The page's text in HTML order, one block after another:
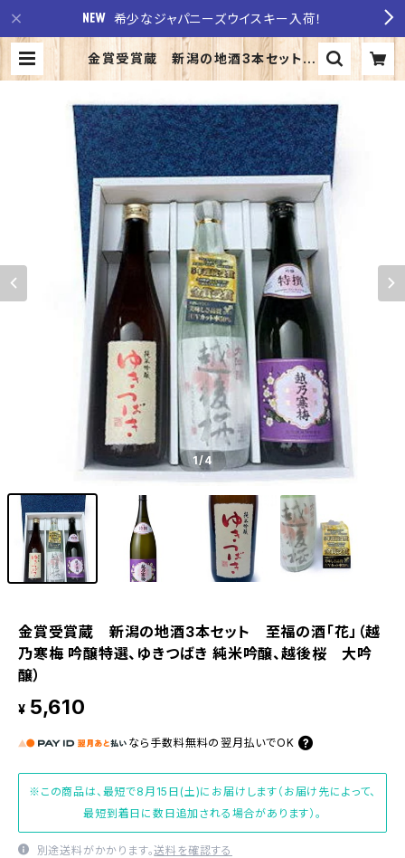
希少なジャパニーズウイスキー入荷！
金賞受賞蔵 新潟の地酒3本セット
至福の酒「花」（越乃寒梅 吟醸特選、ゆ
| 至福の酒 稲田酒店
1/4
金賞受賞蔵 新潟の地酒3本セット 至福の酒「花」（越
乃寒梅 吟醸特選、ゆきつばき 純米吟醸、越後桜 大吟
醸）
¥ 5,610
なら 手数料無料の 翌月払いでOK
※この商品は、最短で8月15日(土)にお届けします（お届け先によって、
最短到着日に数日追加される場合があります）。
別途送料がかかります。送料を確認する